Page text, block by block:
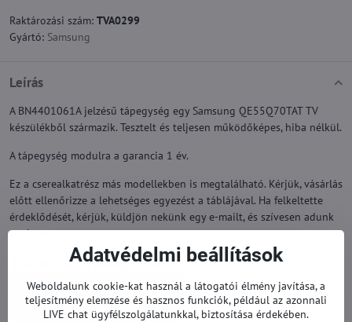
Raktározási szám: TVA0299
Gyártó: Samsung
Leírás
A BN4401061A jelzésű tápegység egy Samsung QE55Q70TAT TV
készülékből származik. Tesztelt és teljesen működőképes, hiba nélkül.
A tápegység modulra a garancia 1 év.
Ez a cserealkatrész más modellekben is megtalálható. Kérjük, vásárlás
előtt ellenőrizze a lehetséges egyezést a táblájával. Ha felkeltette
érdeklődését, kérjük, küldjön nekünk egy e-mailt, és szívesen adunk
tanácsot.
Továbbiak a kategóriából
Pótalkatrészek | Samsung TV
Tápegységek | Samsung TV
Adatvédelmi beállítások
Weboldalunk cookie-kat használ a látogatói élmény javítása, a
teljesítmény elemzése és hasznos funkciók, például az azonnali
LIVE chat ügyfélszolgálatunkkal, biztosítása érdekében.